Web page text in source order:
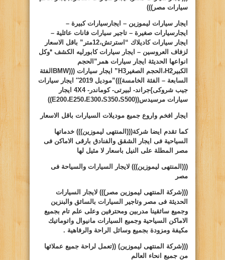
سيارات مصر)))
ايجار سيارات ليموزين – ايجارسيارات كبيرة –
ايجارسيارات صغيرة – تاجير سيارات فانات عائلية –
ايجار سيارات كاديلاك “استرتش،12متر” باقل الاسعار
لزفاف العروسين – ايجار سيارات كابورليه الكشف *وكل
انواعها الحديثة ايجار سيارات همر”الحجم
الكبير H2،الحجم الصغير H3 ” ايجار سيارات (((BMW الفئة
السابعة – الفئة الخامسة)))”موديل 2019″ ايجار سيارات
جيب شروكى}جراند- لبيرتى- كوماندر-4X4 ايجار
سيارات مرسيدس((
E200،E250،E300،S350،S500
))
ايجار افخم واروع جميع موديلات السيارات باقل الاسعار
كما تقدم ايضا شركة(((المنتهى ليموزين))) خدماتها
السياحية فى ايجار الشقق والفنادق بارقى الاماكن فى
مصر المطلة على النيل باسعار لا مثيل لها
(((المنتهى ليموزين))) لايجار السيارات والسياحة فى
مصر
(((شركة المنتهى ليموزين مصر))) لايجار السيارات
الحديثة فى مصر وتاجير السيارات بالسائق والبنزين
وجميع سائقينا مدربين ومحترفين وعلى علم تام بجميع
الاماكن السياحية وجميع السيارات مانيوال واتوماتيك
مكيفة ومزودة بجميع وسائل الراحة والرفاهية .
(((شركة المنتهى ليموزين) ((تعمل لراحة جميع عملائها
من جميع انحاء العالم